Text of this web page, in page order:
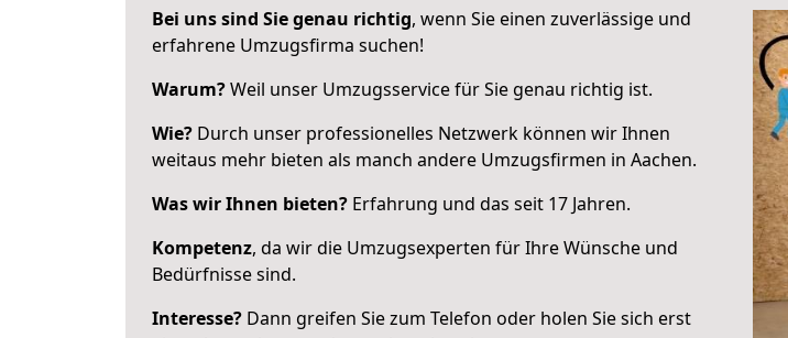
Bei uns sind Sie genau richtig, wenn Sie einen zuverlässige und
erfahrene Umzugsfirma suchen!
Warum?Weil unser Umzugsservice für Sie genau richtig ist.
Wie? Durch unser professionelles Netzwerk können wir Ihnen
weitaus mehr bieten als manch andere Umzugsfirmen in Aachen.
Was wir Ihnen bieten? Erfahrung und das seit 17 Jahren.
Kompetenz, da wir die Umzugsexperten für Ihre Wünsche und
Bedürfnisse sind.
Interesse? Dann greifen Sie zum Telefon oder holen Sie sich erst